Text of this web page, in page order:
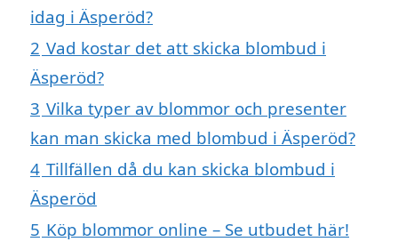
idag i Äsperöd?
2 Vad kostar det att skicka blombud i
Äsperöd?
3 Vilka typer av blommor och presenter
kan man skicka med blombud i Äsperöd?
4 Tillfällen då du kan skicka blombud i
Äsperöd
5 Köp blommor online – Se utbudet här!